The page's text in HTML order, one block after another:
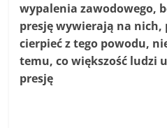
wypalenia zawodowego,
presję wywierają na nich,
cierpieć z tego powodu,
temu, co większość ludzi
presję